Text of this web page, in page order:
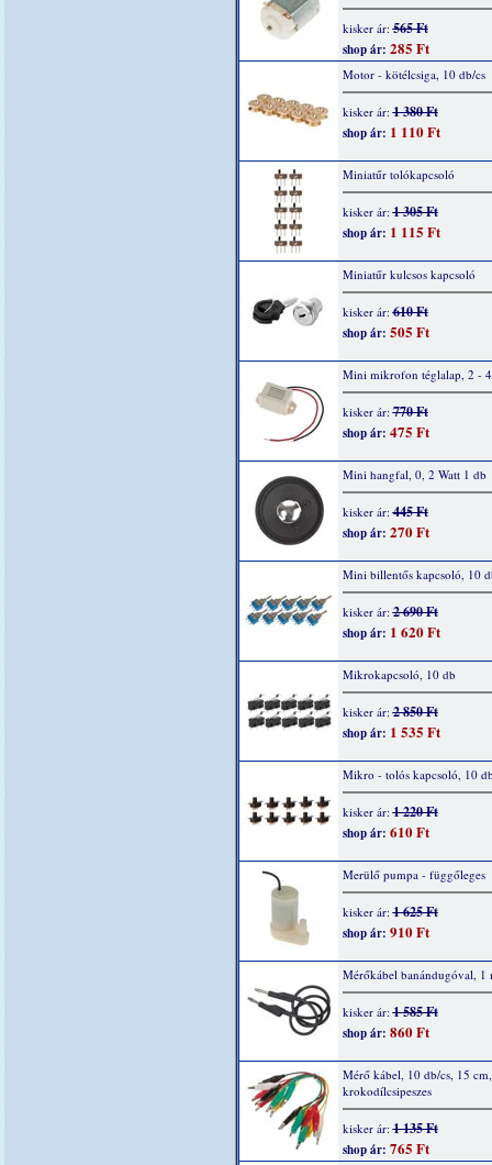
kisker ár:565 Ft
shop ár: 285 Ft
Motor - kötélcsiga, 10 db/cs
kisker ár:1 380 Ft
shop ár: 1 110 Ft
Miniatűr tolókapcsoló
kisker ár:1 305 Ft
shop ár: 1 115 Ft
Miniatűr kulcsos kapcsoló
kisker ár:610 Ft
shop ár: 505 Ft
Mini mikrofon téglalap, 2 -
kisker ár:770 Ft
shop ár: 475 Ft
Mini hangfal, 0, 2 Watt 1 db
kisker ár:445 Ft
shop ár: 270 Ft
Mini billentős kapcsoló, 10
kisker ár:2 690 Ft
shop ár: 1 620 Ft
Mikrokapcsoló, 10 db
kisker ár:2 850 Ft
shop ár: 1 535 Ft
Mikro - tolós kapcsoló, 10
kisker ár:1 220 Ft
shop ár: 610 Ft
Merülő pumpa - függőleges
kisker ár:1 625 Ft
shop ár: 910 Ft
Mérőkábel banándugóval, 1
kisker ár:1 585 Ft
shop ár: 860 Ft
Mérő kábel, 10 db/cs, 15 cm,
krokodílcsipeszes
kisker ár:1 135 Ft
shop ár: 765 Ft